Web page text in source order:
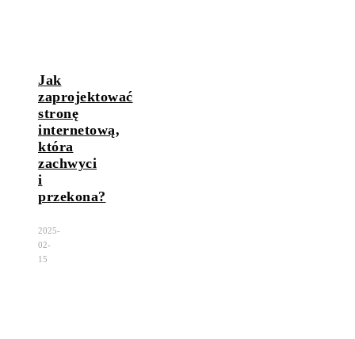
Jak
zaprojektować
stronę
internetową,
która
zachwyci
i
przekona?
2025-
02-
15